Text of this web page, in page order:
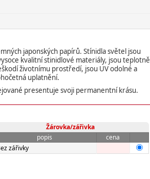
japonských papírů. Stínidla světel jsou
kvalitní stinidlové materiály, jsou teplotně
životnímu prostředí, jsou UV odolné a
uplatnění.
presentuje svoji permanentní krásu.
Žárovka/zářivka
popis
cena
zářivky